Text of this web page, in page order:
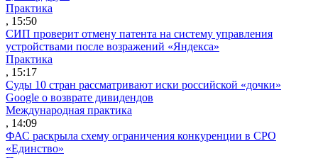
Практика
, 15:50
СИП проверит отмену патента на систему управления
устройствами после возражений «Яндекса»
Практика
, 15:17
Суды 10 стран рассматривают иски российской «дочки»
Google о возврате дивидендов
Международная практика
, 14:09
ФАС раскрыла схему ограничения конкуренции в СРО
«Единство»